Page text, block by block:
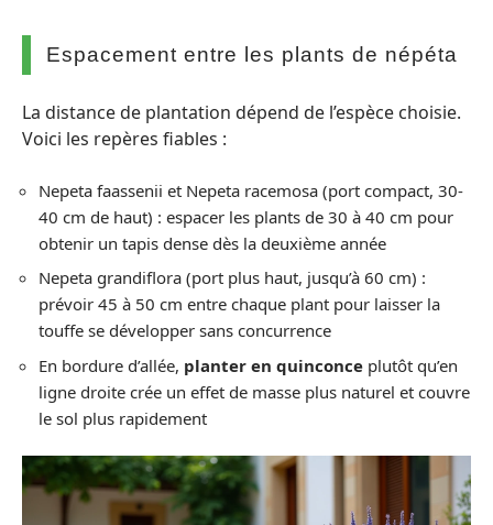
Espacement entre les plants de népéta
La distance de plantation dépend de l’espèce choisie.
Voici les repères fiables :
Nepeta faassenii et Nepeta racemosa (port compact, 30-
40 cm de haut) : espacer les plants de 30 à 40 cm pour
obtenir un tapis dense dès la deuxième année
Nepeta grandiflora (port plus haut, jusqu’à 60 cm) :
prévoir 45 à 50 cm entre chaque plant pour laisser la
touffe se développer sans concurrence
En bordure d’allée, planter en quinconce plutôt qu’en
ligne droite crée un effet de masse plus naturel et couvre
le sol plus rapidement